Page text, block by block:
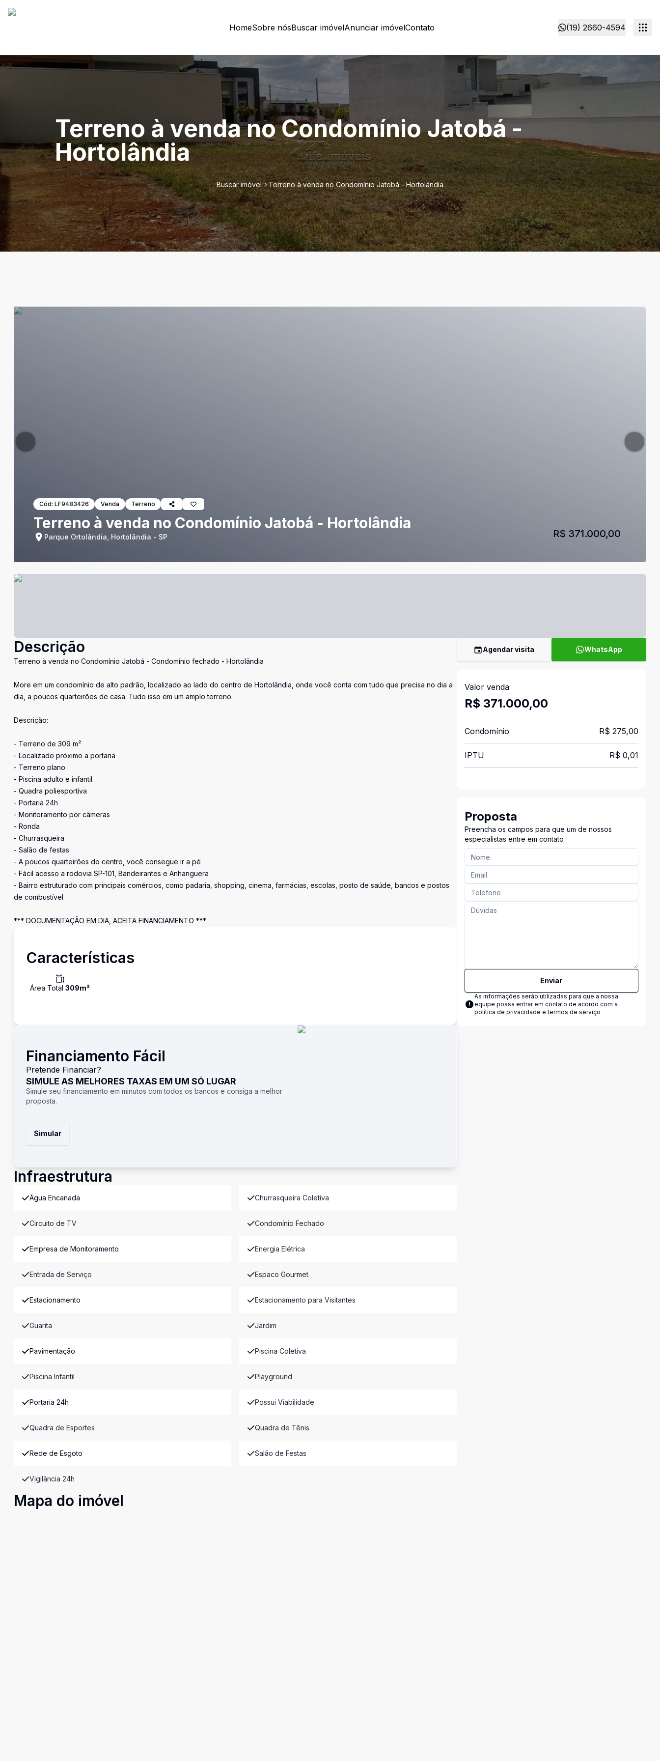
HomeSobre nósBuscar imóvelAnunciar imóvelContato (19) 2660-4594
Terreno à venda no Condomínio Jatobá -
Hortolândia
Buscar imóvel Terreno à venda no Condomínio Jatobá - Hortolândia
Cód: LF9483426 Venda Terreno
Terreno à venda no Condomínio Jatobá - Hortolândia
Parque Ortolândia, Hortolândia - SP R$ 371.000,00
Descrição
Terreno à venda no Condomínio Jatobá - Condomínio fechado - Hortolândia
More em um condomínio de alto padrão, localizado ao lado do centro de Hortolândia, onde você conta com tudo que precisa no dia a
dia, a poucos quarteirões de casa. Tudo isso em um amplo terreno.
Descrição:
- Terreno de 309 m²
- Localizado próximo a portaria
- Terreno plano
- Piscina adulto e infantil
- Quadra poliesportiva
- Portaria 24h
- Monitoramento por câmeras
- Ronda
- Churrasqueira
- Salão de festas
- A poucos quarteirões do centro, você consegue ir a pé
- Fácil acesso a rodovia SP-101, Bandeirantes e Anhanguera
- Bairro estruturado com principais comércios, como padaria, shopping, cinema, farmácias, escolas, posto de saúde, bancos e postos
de combustível
*** DOCUMENTAÇÃO EM DIA, ACEITA FINANCIAMENTO ***
Características
Área Total 309m²
Financiamento Fácil
Pretende Financiar?
SIMULE AS MELHORES TAXAS EM UM SÓ LUGAR
Simule seu financiamento em minutos com todos os bancos e consiga a melhor
proposta.
Simular
Infraestrutura
Água Encanada Churrasqueira Coletiva
Circuito de TV Condomínio Fechado
Empresa de Monitoramento Energia Elétrica
Entrada de Serviço Espaco Gourmet
Estacionamento Estacionamento para Visitantes
Guarita Jardim
Pavimentação Piscina Coletiva
Piscina Infantil Playground
Portaria 24h Possui Viabilidade
Quadra de Esportes Quadra de Tênis
Rede de Esgoto Salão de Festas
Vigilância 24h
Mapa do imóvel
Agendar visita WhatsApp
Valor venda
R$ 371.000,00
Condomínio R$ 275,00
IPTU R$ 0,01
Proposta
Preencha os campos para que um de nossos
especialistas entre em contato
Enviar
As informações serão utilizadas para que a nossa
equipe possa entrar em contato de acordo com a
política de privacidade e termos de serviço